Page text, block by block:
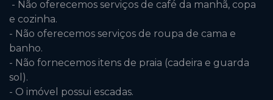
- Não oferecemos serviços de café da manhã, copa
e cozinha.
- Não oferecemos serviços de roupa de cama e
banho.
- Não fornecemos itens de praia (cadeira e guarda
sol).
- O imóvel possui escadas.